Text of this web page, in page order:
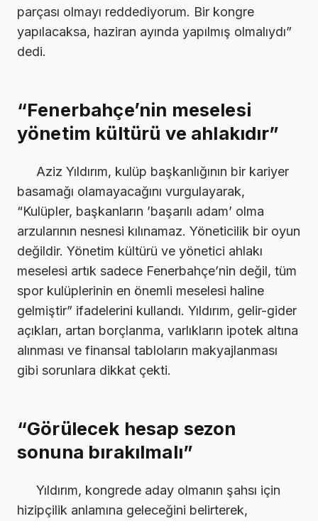
parçası olmayı reddediyorum. Bir kongre
yapılacaksa, haziran ayında yapılmış olmalıydı”
dedi.
“Fenerbahçe’nin meselesi
yönetim kültürü ve ahlakıdır”
Aziz Yıldırım, kulüp başkanlığının bir kariyer
basamağı olamayacağını vurgulayarak,
“Kulüpler, başkanların ’başarılı adam’ olma
arzularının nesnesi kılınamaz. Yöneticilik bir oyun
değildir. Yönetim kültürü ve yönetici ahlakı
meselesi artık sadece Fenerbahçe’nin değil, tüm
spor kulüplerinin en önemli meselesi haline
gelmiştir” ifadelerini kullandı. Yıldırım, gelir-gider
açıkları, artan borçlanma, varlıkların ipotek altına
alınması ve finansal tabloların makyajlanması
gibi sorunlara dikkat çekti.
“Görülecek hesap sezon
sonuna bırakılmalı”
Yıldırım, kongrede aday olmanın şahsı için
hizipçilik anlamına geleceğini belirterek,